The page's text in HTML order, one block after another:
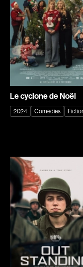
Dansereau Jean
Darcus Jack
De Fontenay Guillaume
de Rycker Piet
Defalco Martin
Delacroix René
Demers Claude
Demetrios Demetri
Desgagné Brian
Desjardins Dominic
Desmares Christian
Desrosiers Claude
Devereaux Maurice
Devlin Bernard
Dionne Guylaine
Le cyclone de Noël
2024 Comédies